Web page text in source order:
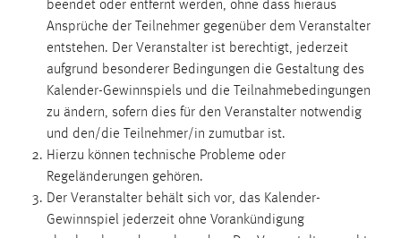
beendet oder entfernt werden, ohne dass hieraus
Ansprüche der Teilnehmer gegenüber dem Veranstalter
entstehen. Der Veranstalter ist berechtigt, jederzeit
aufgrund besonderer Bedingungen die Gestaltung des
Kalender-Gewinnspiels und die Teilnahmebedingungen
zu ändern, sofern dies für den Veranstalter notwendig
und den/die Teilnehmer/in zumutbar ist.
Hierzu können technische Probleme oder
Regeländerungen gehören.
Der Veranstalter behält sich vor, das Kalender-
Gewinnspiel jederzeit ohne Vorankündigung